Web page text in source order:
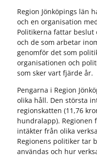
Region Jönköpings län
och en organisation
Politikerna fattar
och de som arbetar
genomför det som
organisationen och
som sker vart fjärde år.
Pengarna i Region
olika håll. Den största
regionskatten (11,76
hundralapp). Regionen
intäkter från olika
Regionens politiker tar
användas och hur